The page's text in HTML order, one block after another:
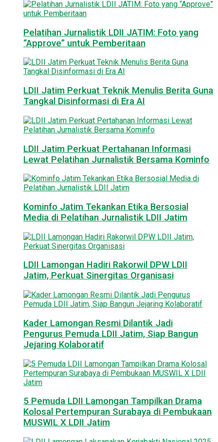
Pelatihan Jurnalistik LDII JATIM: Foto yang
“Approve” untuk Pemberitaan
LDII Jatim Perkuat Teknik Menulis Berita Guna
Tangkal Disinformasi di Era AI
LDII Jatim Perkuat Pertahanan Informasi
Lewat Pelatihan Jurnalistik Bersama Kominfo
Kominfo Jatim Tekankan Etika Bersosial
Media di Pelatihan Jurnalistik LDII Jatim
LDII Lamongan Hadiri Rakorwil DPW LDII
Jatim, Perkuat Sinergitas Organisasi
Kader Lamongan Resmi Dilantik Jadi
Pengurus Pemuda LDII Jatim, Siap Bangun
Jejaring Kolaboratif
5 Pemuda LDII Lamongan Tampilkan Drama
Kolosal Pertempuran Surabaya di Pembukaan
MUSWIL X LDII Jatim